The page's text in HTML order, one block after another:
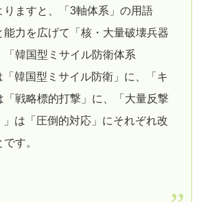
りますと、「3軸体系」の用語
能力を広げて「核・大量破壊兵器
「韓国型ミサイル防衛体系
「韓国型ミサイル防衛」に、「キ
「戦略標的打撃」に、「大量反撃
は「圧倒的対応」にそれぞれ改
す。